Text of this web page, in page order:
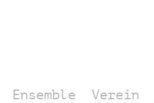
Ensemble Verein